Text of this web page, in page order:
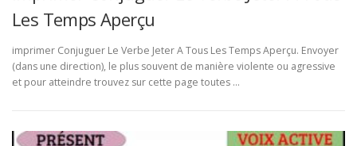
Les Temps Aperçu
imprimer Conjuguer Le Verbe Jeter A Tous Les Temps Aperçu. Envoyer
(dans une direction), le plus souvent de manière violente ou agressive
et pour atteindre trouvez sur cette page toutes …